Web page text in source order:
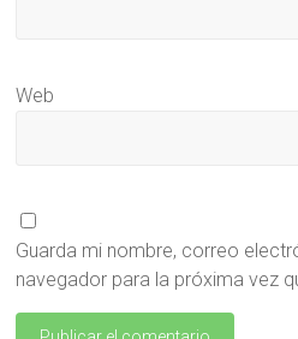
Web
Guarda mi nombre, correo
navegador para la próxima vez